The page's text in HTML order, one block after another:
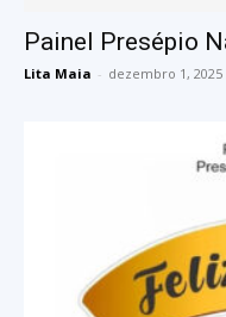
Painel Presépio
Lita Maia - dezembro 1, 2025